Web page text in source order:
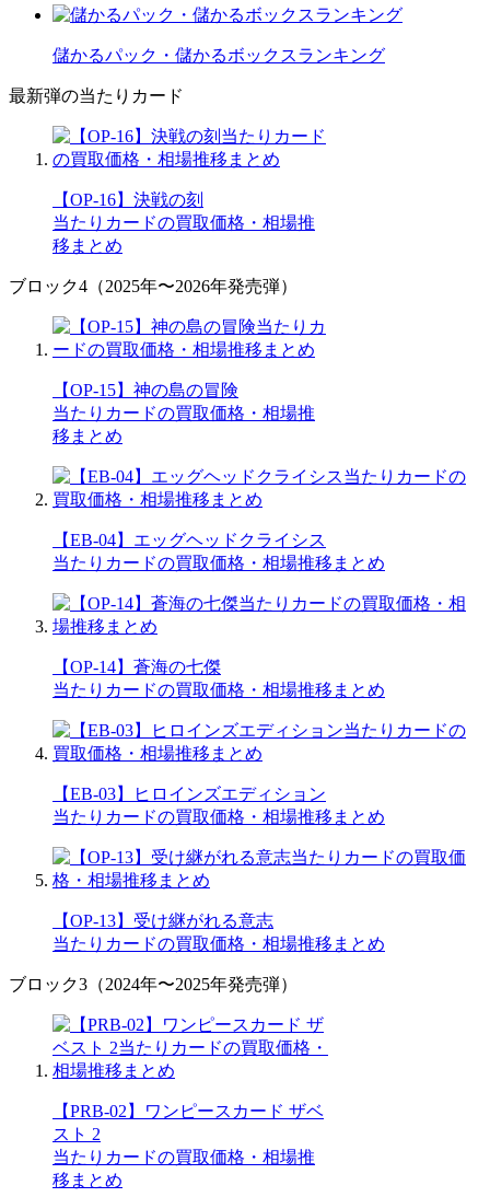
儲かるパック・儲かるボックスランキング
最新弾の当たりカード
【OP-16】決戦の刻
当たりカードの買取価格・相場推
移まとめ
ブロック4（2025年〜2026年発売弾）
【OP-15】神の島の冒険
当たりカードの買取価格・相場推
移まとめ
【EB-04】エッグヘッドクライシス
当たりカードの買取価格・相場推移まとめ
【OP-14】蒼海の七傑
当たりカードの買取価格・相場推移まとめ
【EB-03】ヒロインズエディション
当たりカードの買取価格・相場推移まとめ
【OP-13】受け継がれる意志
当たりカードの買取価格・相場推移まとめ
ブロック3（2024年〜2025年発売弾）
【PRB-02】ワンピースカード ザベ
スト 2
当たりカードの買取価格・相場推
移まとめ